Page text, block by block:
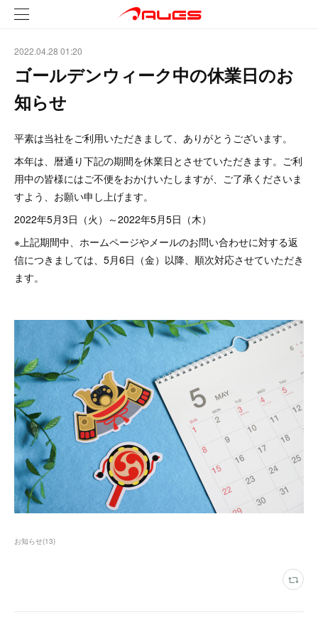
2022.04.28 01:20
ゴールデンウィーク中の休業日のお
知らせ
平素は当社をご利用いただきまして、ありがとうございます。
本年は、暦通り下記の期間を休業日とさせていただきます。ご利
用中の皆様にはご不便をおかけいたしますが、ご了承くださいま
すよう、お願い申し上げます。
2022年5月3日（火）～2022年5月5日（木）
※上記期間中、ホームページやメールのお問い合わせに対する返
信につきましては、5月6日（金）以降、順次対応させていただき
ます。
お知らせ(13)